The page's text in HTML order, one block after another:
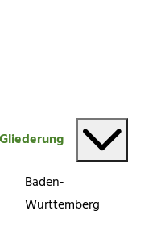
Gliederung
Baden-
Württemberg